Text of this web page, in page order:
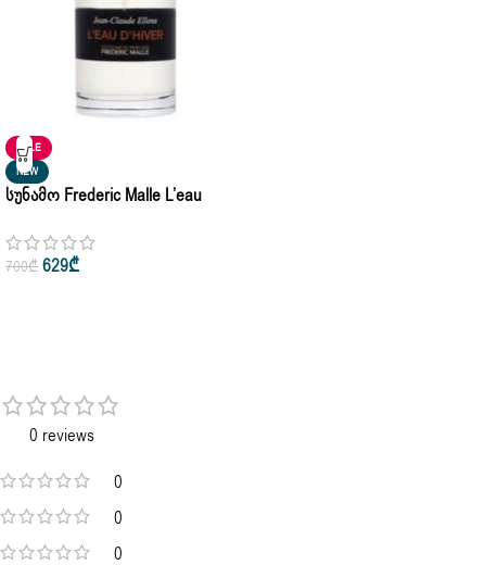
SALE
NEW
Სუნამო Frederic Malle L’eau
700₾ 629₾
0 reviews
0
0
0